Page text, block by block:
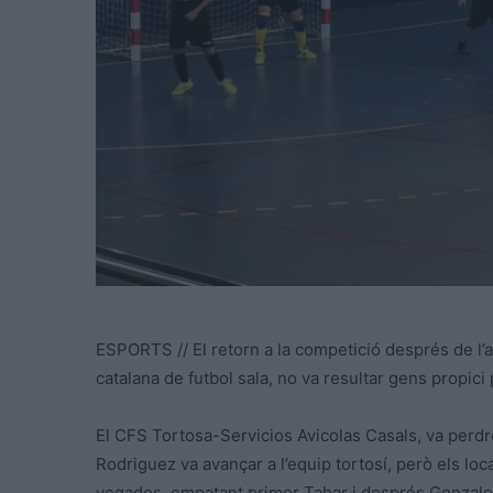
ESPORTS // El retorn a la competició després de
catalana de futbol sala, no va resultar gens
El CFS Tortosa-Servicios Avicolas Casals, va
Rodriguez va avançar a l’equip tortosí, però els